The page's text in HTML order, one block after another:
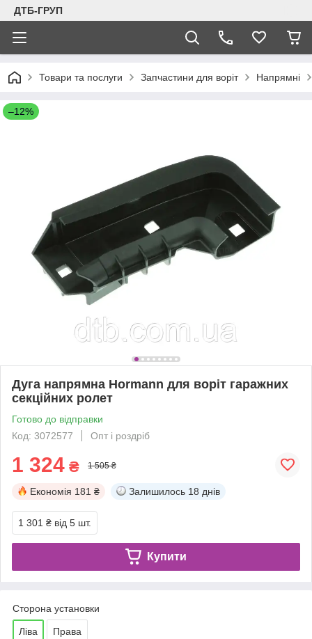
ДТБ-ГРУП
Товари та послуги Запчастини для воріт Напрямні
–12%
Дуга напрямна Hormann для воріт гаражних
секційних ролет
Готово до відправки
Код: 3072577
Опт і роздріб
1 324 ₴ 1 505 ₴
Економія 181 ₴ Залишилось 18 днів
1 301 ₴ від 5 шт.
Купити
Сторона установки
Ліва Права